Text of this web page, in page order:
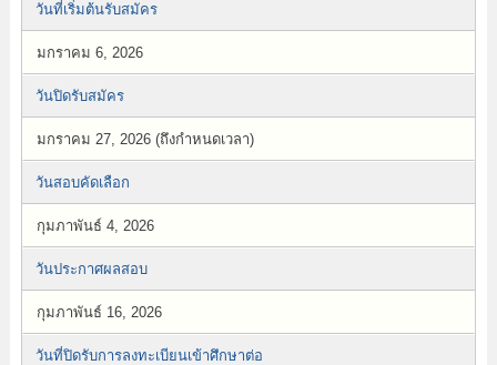
วันที่เริ่มต้นรับสมัคร
มกราคม 6, 2026
วันปิดรับสมัคร
มกราคม 27, 2026 (ถึงกำหนดเวลา)
วันสอบคัดเลือก
กุมภาพันธ์ 4, 2026
วันประกาศผลสอบ
กุมภาพันธ์ 16, 2026
วันที่ปิดรับการลงทะเบียนเข้าศึกษาต่อ